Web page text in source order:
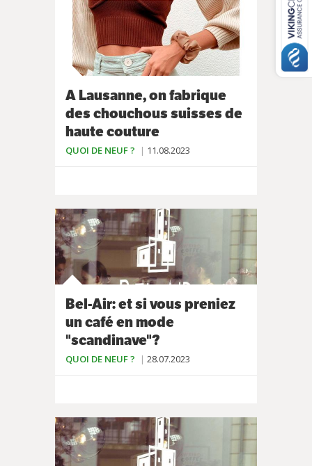
A Lausanne, on fabrique
des chouchous suisses de
haute couture
QUOI DE NEUF ? 11.08.2023
Bel-Air: et si vous preniez
un café en mode
"scandinave"?
QUOI DE NEUF ? 28.07.2023